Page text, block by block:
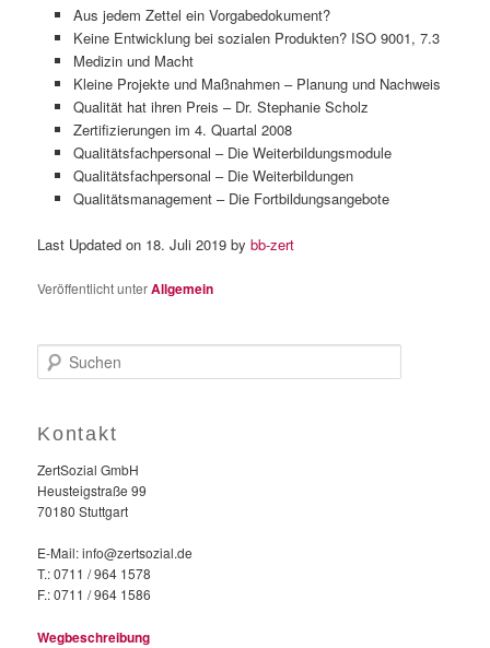
Aus jedem Zettel ein Vorgabedokument?
Keine Entwicklung bei sozialen Produkten? ISO 9001, 7.3
Medizin und Macht
Kleine Projekte und Maßnahmen – Planung und Nachweis
Qualität hat ihren Preis – Dr. Stephanie Scholz
Zertifizierungen im 4. Quartal 2008
Qualitätsfachpersonal – Die Weiterbildungsmodule
Qualitätsfachpersonal – Die Weiterbildungen
Qualitätsmanagement – Die Fortbildungsangebote
Last Updated on 18. Juli 2019 bybb-zert
Veröffentlicht unterAllgemein
u
e
Kontakt
ZertSozial GmbH
Heusteigstraße 99
70180 Stuttgart
E-Mail: info@zertsozial.de
T.: 0711 / 964 1578
F.: 0711 / 964 1586
Wegbeschreibung